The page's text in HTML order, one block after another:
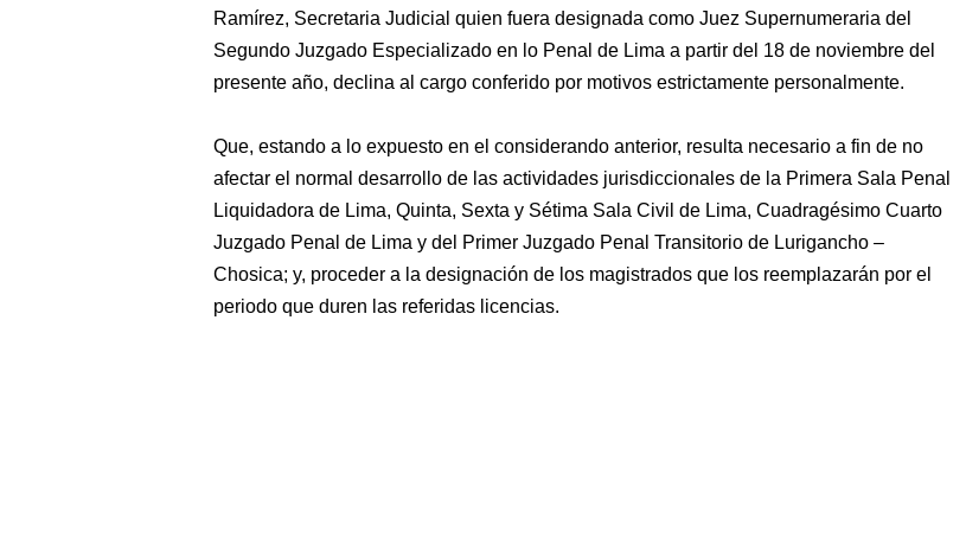
Ramírez, Secretaria Judicial quien fuera designada como Juez Supernumeraria del
Segundo Juzgado Especializado en lo Penal de Lima a partir del 18 de noviembre del
presente año, declina al cargo conferido por motivos estrictamente personalmente.
Que, estando a lo expuesto en el considerando anterior, resulta necesario a fin de no
afectar el normal desarrollo de las actividades jurisdiccionales de la Primera Sala Penal
Liquidadora de Lima, Quinta, Sexta y Sétima Sala Civil de Lima, Cuadragésimo Cuarto
Juzgado Penal de Lima y del Primer Juzgado Penal Transitorio de Lurigancho –
Chosica; y, proceder a la designación de los magistrados que los reemplazarán por el
periodo que duren las referidas licencias.